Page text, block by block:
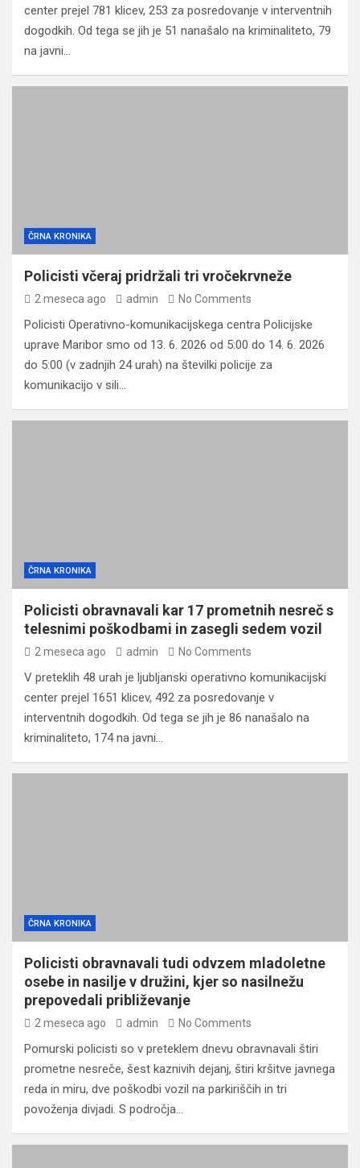
center prejel 781 klicev, 253 za posredovanje v interventnih
dogodkih. Od tega se jih je 51 nanašalo na kriminaliteto, 79
na javni…
ČRNA KRONIKA
Policisti včeraj pridržali tri vročekrvneže
2 meseca ago admin No Comments
Policisti Operativno-komunikacijskega centra Policijske
uprave Maribor smo od 13. 6. 2026 od 5:00 do 14. 6. 2026
do 5:00 (v zadnjih 24 urah) na številki policije za
komunikacijo v sili…
ČRNA KRONIKA
Policisti obravnavali kar 17 prometnih nesreč s
telesnimi poškodbami in zasegli sedem vozil
2 meseca ago admin No Comments
V preteklih 48 urah je ljubljanski operativno komunikacijski
center prejel 1651 klicev, 492 za posredovanje v
interventnih dogodkih. Od tega se jih je 86 nanašalo na
kriminaliteto, 174 na javni…
ČRNA KRONIKA
Policisti obravnavali tudi odvzem mladoletne
osebe in nasilje v družini, kjer so nasilnežu
prepovedali približevanje
2 meseca ago admin No Comments
Pomurski policisti so v preteklem dnevu obravnavali štiri
prometne nesreče, šest kaznivih dejanj, štiri kršitve javnega
reda in miru, dve poškodbi vozil na parkiriščih in tri
povoženja divjadi. S področja…